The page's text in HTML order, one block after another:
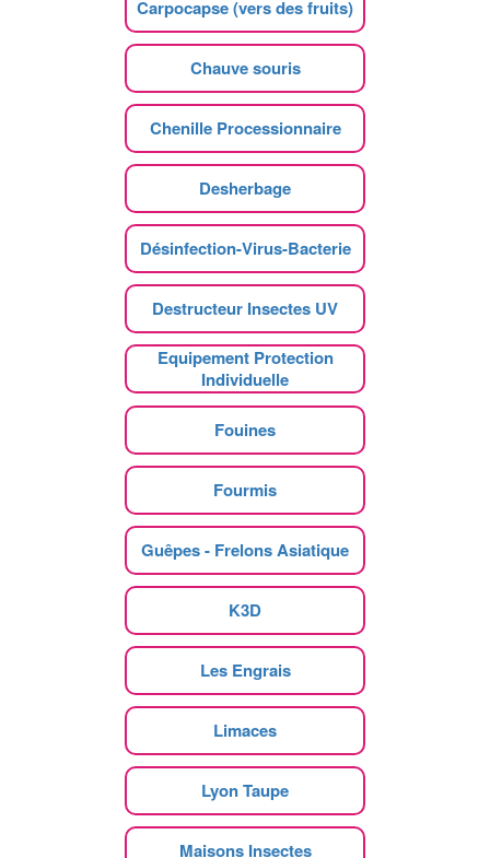
Carpocapse (vers des fruits)
Chauve souris
Chenille Processionnaire
Desherbage
Désinfection-Virus-Bacterie
Destructeur Insectes UV
Equipement Protection
Individuelle
Fouines
Fourmis
Guêpes - Frelons Asiatique
K3D
Les Engrais
Limaces
Lyon Taupe
Maisons Insectes